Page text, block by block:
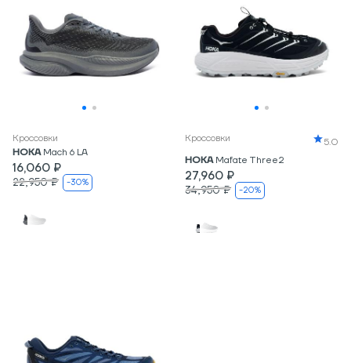
Кроссовки
HOKA Mach 6 LA
16,060 ₽
22,950 ₽ -30%
Кроссовки
5.0
HOKA Mafate Three2
27,960 ₽
34,950 ₽ -20%